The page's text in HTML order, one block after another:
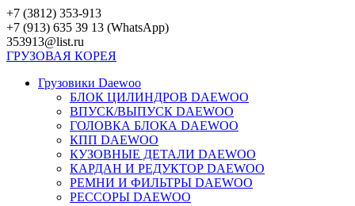
Перейти
к
контенту
+7 (3812) 353-913
+7 (913) 635 39 13 (WhatsApp)
353913@list.ru
ГРУЗОВАЯ КОРЕЯ
Грузовики Daewoo
БЛОК ЦИЛИНДРОВ DAEWOO
ВПУСК/ВЫПУСК DAEWOO
ГОЛОВКА БЛОКА DAEWOO
КПП DAEWOO
КУЗОВНЫЕ ДЕТАЛИ DAEWOO
КАРДАН И РЕДУКТОР DAEWOO
РЕМНИ И ФИЛЬТРЫ DAEWOO
РЕССОРЫ DAEWOO